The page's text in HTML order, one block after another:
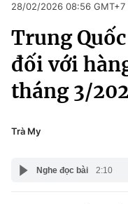
Chuyên mục
Chính trị
Xã hội
Pháp luật
Y tế
Pháp luật
Kinh tế
Thể thao
Truyền hình
Văn hóa - Giải trí
Y tế
28/02/2026 08:56 GMT+7
Trung
đối với
tháng 3/
Trà My
Nghe đọc bài 2:10